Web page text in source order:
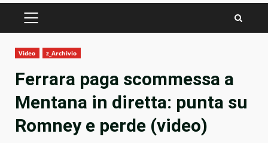
PRIMARY
Video z_Archivio
Ferrara paga scommessa a
Mentana in diretta: punta su
Romney e perde (video)